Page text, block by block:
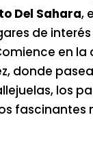
Del Sahara,
de
en la
donde
los
fascinantes